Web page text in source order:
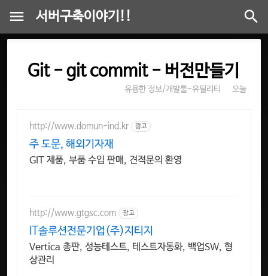
서버구축이야기!!
Git - git commit - 버전만들기
유용한 정보/개발툴-유틸리티 오늘
http://www.domun-ind.kr 광고
주 도문, 해외기자재
GIT 제품, 부품 수입 판매, 견적문의 환영
http://www.gtgsc.com 광고
IT솔루션전문기업(주)지티지
Vertica 총판, 성능테스트, 테스트자동화, 백업SW, 형
상관리